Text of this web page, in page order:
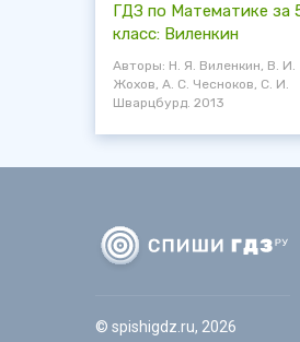
ГДЗ по Математике за
класс: Виленкин
Авторы: Н. Я. Виленкин, В. И.
Жохов, А. С. Чесноков, С. И.
Шварцбурд. 2013
© spishigdz.ru, 2026